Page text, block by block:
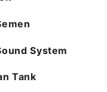
System
Tank